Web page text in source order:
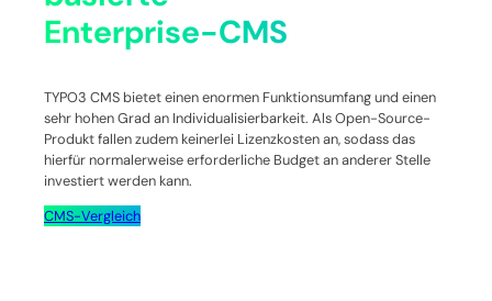
Enterprise-CMS
TYPO3 CMS bietet einen enormen Funktionsumfang und einen
sehr hohen Grad an Individualisierbarkeit. Als Open-Source-
Produkt fallen zudem keinerlei Lizenzkosten an, sodass das
hierfür normalerweise erforderliche Budget an anderer Stelle
investiert werden kann.
CMS-Vergleich